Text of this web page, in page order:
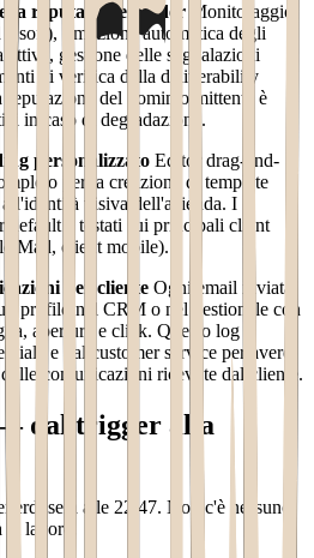
reputazione sender Monitoraggio
soft), rimozione automatica degli
gestione delle segnalazioni
di verifica della deliverability
del dominio mittente è
in caso di degradazione.
personalizzato Editor drag-and-
per la creazione di template
visiva dell'azienda. I
default e testati sui principali client
Mail, client mobile).
per cliente Ogni email inviata
profilo nel CRM o nel gestionale con
apertura e click. Questo log è
e dal customer service per avere
comunicazioni ricevute dal cliente.
dal trigger alla
sera alle 22:47. Non c'è nessuno
lavoro.